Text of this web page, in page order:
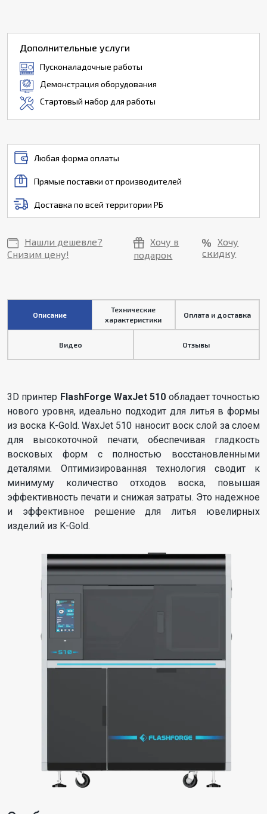
Дополнительные услуги
Пусконаладочные работы
Демонстрация оборудования
Стартовый набор для работы
Любая форма оплаты
Прямые поставки от производителей
Доставка по всей территории РБ
Нашли дешевле?
Снизим цену!
Хочу в
подарок
Хочу
скидку
Описание
Технические
характеристики
Оплата и доставка
Видео Отзывы
3D принтер FlashForge WaxJet 510 обладает точностью
нового уровня, идеально подходит для литья в формы
из воска K-Gold. WaxJet 510 наносит воск слой за слоем
для высокоточной печати, обеспечивая гладкость
восковых форм с полностью восстановленными
деталями. Оптимизированная технология сводит к
минимуму количество отходов воска, повышая
эффективность печати и снижая затраты. Это надежное
и эффективное решение для литья ювелирных
изделий из K-Gold.